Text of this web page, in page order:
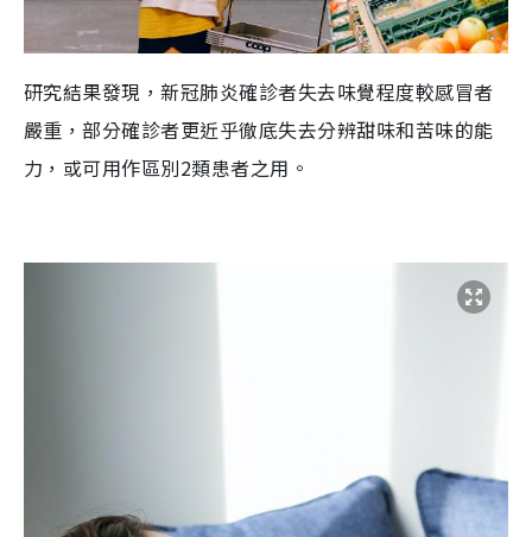
研究結果發現，新冠肺炎確診者失去味覺程度較感冒者
嚴重，部分確診者更近乎徹底失去分辨甜味和苦味的能
力 ，或可用作區別2類患者之用。